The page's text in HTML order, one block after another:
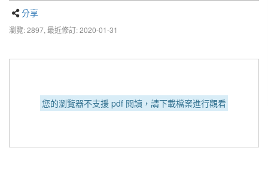
分享
瀏覽: 2897, 最近修訂: 2020-01-31
您的瀏覽器不支援 pdf 閱讀，請下載檔案進行觀看